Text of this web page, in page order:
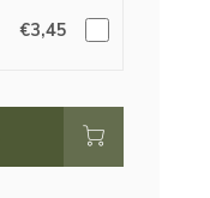
€3,45